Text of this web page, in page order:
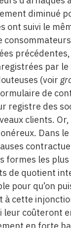
diminué
ont suivi le
par
(voir
de
registre des
clients.
Dans
formes les
de quotient
pour qu’on
à cette
leur coûteront